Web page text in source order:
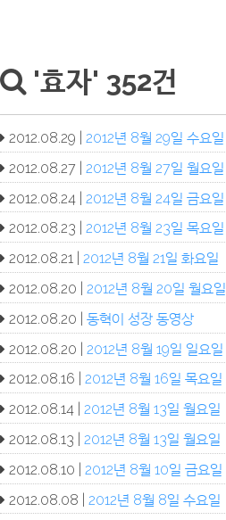
'효자' 352건
2012.08.29 | 2012년 8월 29일 수요일
2012.08.27 | 2012년 8월 27일 월요일
2012.08.24 | 2012년 8월 24일 금요일
2012.08.23 | 2012년 8월 23일 목요일
2012.08.21 | 2012년 8월 21일 화요일
2012.08.20 | 2012년 8월 20일 월요일
2012.08.20 | 동혁이 성장 동영상
2012.08.20 | 2012년 8월 19일 일요일
2012.08.16 | 2012년 8월 16일 목요일
2012.08.14 | 2012년 8월 13일 월요일
2012.08.13 | 2012년 8월 13일 월요일
2012.08.10 | 2012년 8월 10일 금요일
2012.08.08 | 2012년 8월 8일 수요일